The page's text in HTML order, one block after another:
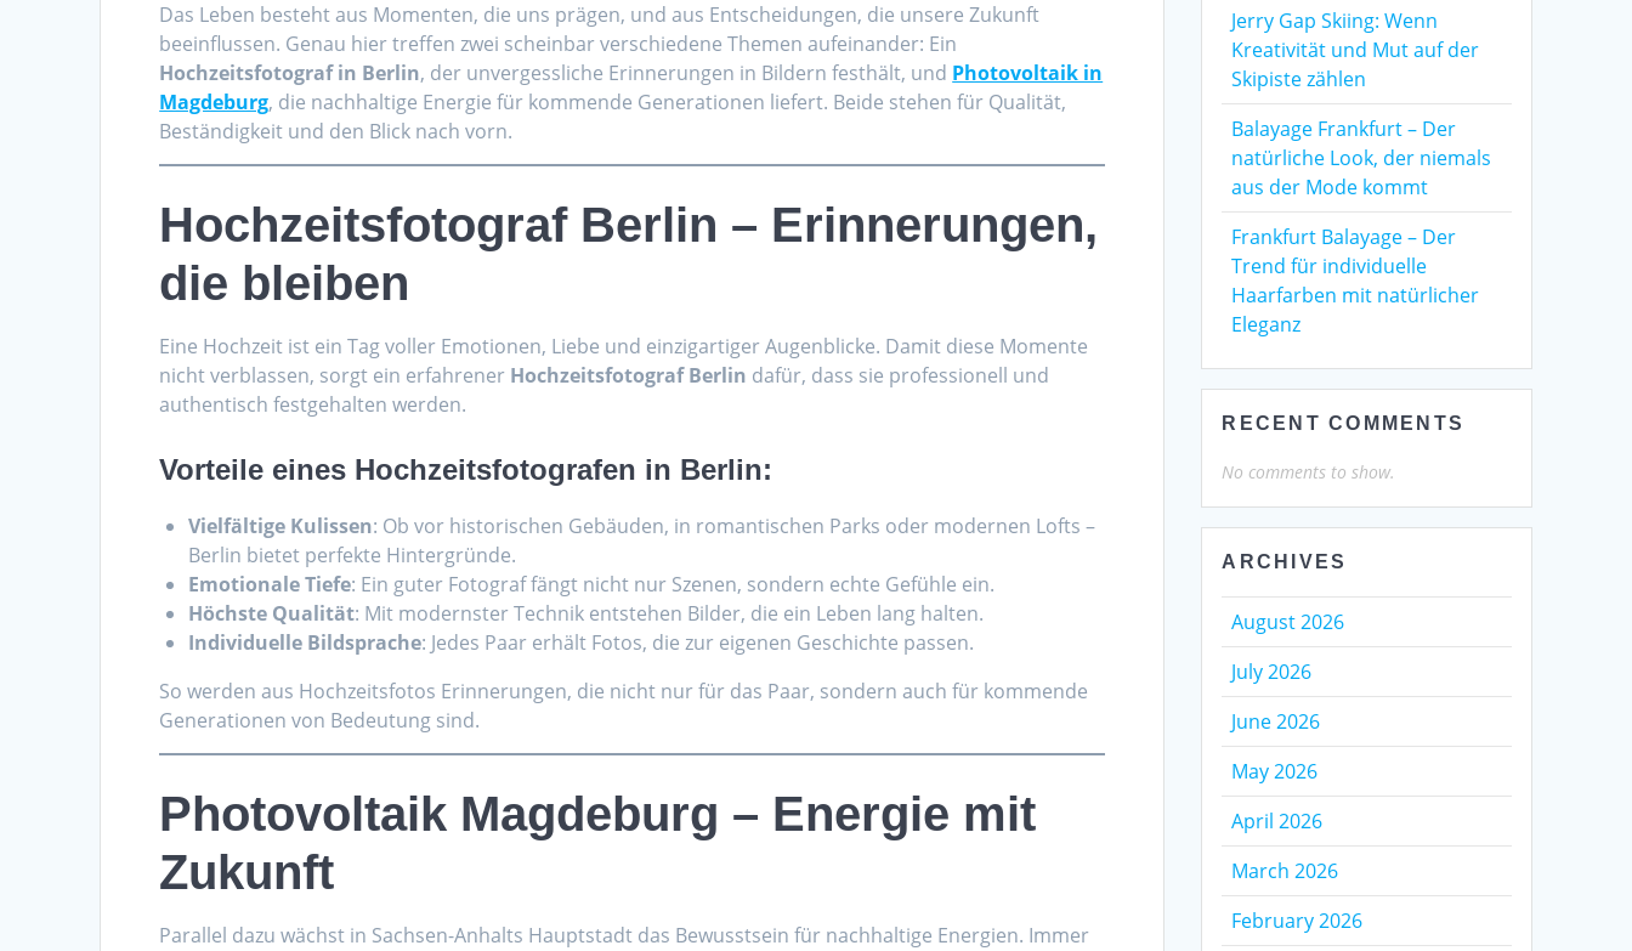
Das Leben besteht aus Momenten, die uns prägen, und aus Entscheidungen, die unsere Zukunft
beeinflussen. Genau hier treffen zwei scheinbar verschiedene Themen aufeinander: Ein
Hochzeitsfotograf in Berlin, der unvergessliche Erinnerungen in Bildern festhält, und Photovoltaik in
Magdeburg, die nachhaltige Energie für kommende Generationen liefert. Beide stehen für Qualität,
Beständigkeit und den Blick nach vorn.
Hochzeitsfotograf Berlin – Erinnerungen,
die bleiben
Eine Hochzeit ist ein Tag voller Emotionen, Liebe und einzigartiger Augenblicke. Damit diese Momente
nicht verblassen, sorgt ein erfahrener Hochzeitsfotograf Berlin dafür, dass sie professionell und
authentisch festgehalten werden.
Vorteile eines Hochzeitsfotografen in Berlin:
Vielfältige Kulissen: Ob vor historischen Gebäuden, in romantischen Parks oder modernen Lofts –
Berlin bietet perfekte Hintergründe.
Emotionale Tiefe: Ein guter Fotograf fängt nicht nur Szenen, sondern echte Gefühle ein.
Höchste Qualität: Mit modernster Technik entstehen Bilder, die ein Leben lang halten.
Individuelle Bildsprache: Jedes Paar erhält Fotos, die zur eigenen Geschichte passen.
So werden aus Hochzeitsfotos Erinnerungen, die nicht nur für das Paar, sondern auch für kommende
Generationen von Bedeutung sind.
Photovoltaik Magdeburg – Energie mit
Zukunft
Parallel dazu wächst in Sachsen-Anhalts Hauptstadt das Bewusstsein für nachhaltige Energien. Immer
Jerry Gap Skiing: Wenn
Kreativität und Mut auf der
Skipiste zählen
Balayage Frankfurt – Der
natürliche Look, der niemals
aus der Mode kommt
Frankfurt Balayage – Der
Trend für individuelle
Haarfarben mit natürlicher
Eleganz
RECENT COMMENTS
No comments to show.
ARCHIVES
August 2026
July 2026
June 2026
May 2026
April 2026
March 2026
February 2026